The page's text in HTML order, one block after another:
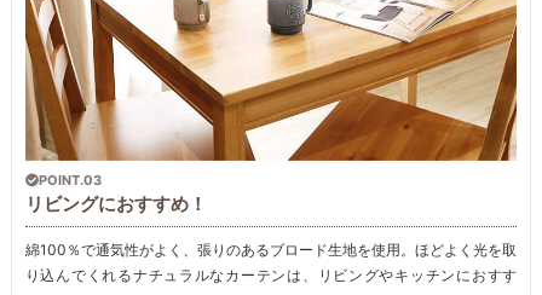
POINT.03
リビングにおすすめ！
綿100％で通気性がよく、張りのあるブロード生地を使用。ほどよく光を取
り込んでくれるナチュラルなカーテンは、リビングやキッチンにおすす